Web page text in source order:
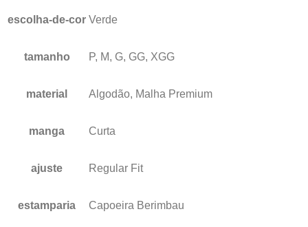
escolha-de-cor Verde
tamanho P, M, G, GG, XGG
material Algodão, Malha Premium
manga Curta
ajuste Regular Fit
estamparia Capoeira Berimbau